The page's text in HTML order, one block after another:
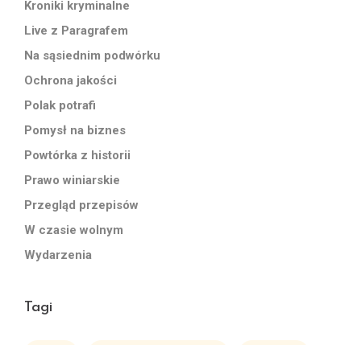
Kroniki kryminalne
Live z Paragrafem
Na sąsiednim podwórku
Ochrona jakości
Polak potrafi
Pomysł na biznes
Powtórka z historii
Prawo winiarskie
Przegląd przepisów
W czasie wolnym
Wydarzenia
Tagi